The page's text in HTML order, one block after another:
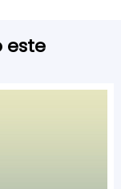
este